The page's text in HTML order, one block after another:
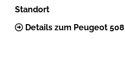
Standort
Details zum Peugeot